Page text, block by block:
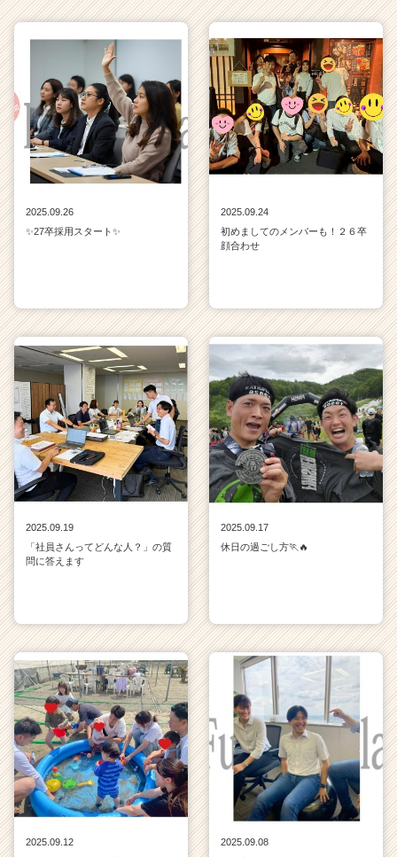
2025.09.26
✨27卒採用スタート✨
2025.09.24
初めましてのメンバーも！２６卒
顔合わせ
2025.09.19
「社員さんってどんな人？」の質
問に答えます
2025.09.17
休日の過ごし方🏃🔥
2025.09.12
2025.09.08